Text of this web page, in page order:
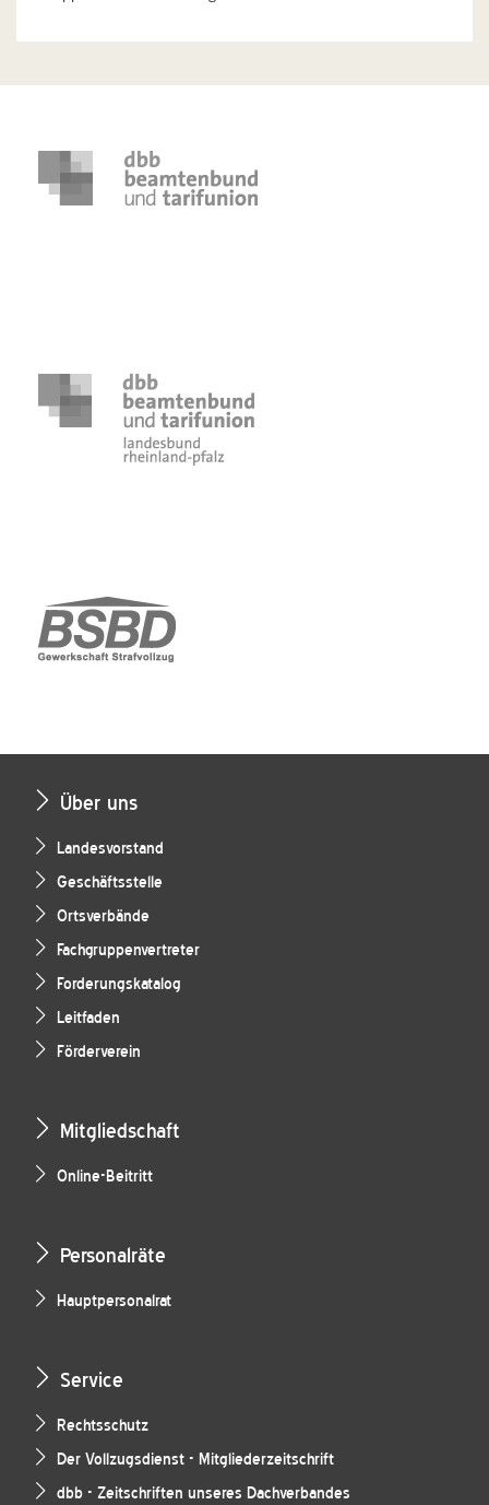
Über uns
Landesvorstand
Geschäftsstelle
Ortsverbände
Fachgruppenvertreter
Forderungskatalog
Leitfaden
Förderverein
Mitgliedschaft
Online-Beitritt
Personalräte
Hauptpersonalrat
Service
Rechtsschutz
Der Vollzugsdienst - Mitgliederzeitschrift
dbb - Zeitschriften unseres Dachverbandes